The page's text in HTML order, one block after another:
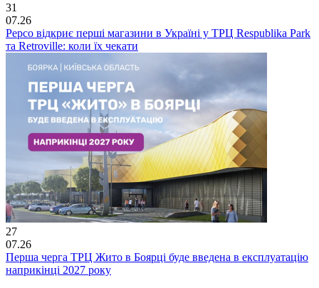
31
07.26
Pepco відкриє перші магазини в Україні у ТРЦ Respublika Park
та Retroville: коли їх чекати
27
07.26
Перша черга ТРЦ Жито в Боярці буде введена в експлуатацію
наприкінці 2027 року